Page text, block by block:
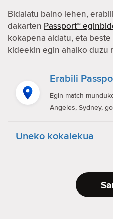
Bidaiatu baino lehen, erabili
dakarten Passport™
kokapena aldatu, eta
kideekin egin ahalko duzu
Erabili
Egin match
Angeles, Sydney,
Uneko kokalekua